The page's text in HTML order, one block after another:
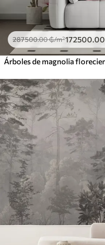
287500.00₲/m²172500.00